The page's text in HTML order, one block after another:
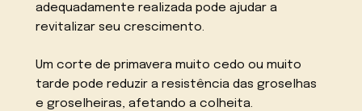
adequadamente realizada pode ajudar a
revitalizar seu crescimento.
Um corte de primavera muito cedo ou muito
tarde pode reduzir a resistência das groselhas
e groselheiras, afetando a colheita.